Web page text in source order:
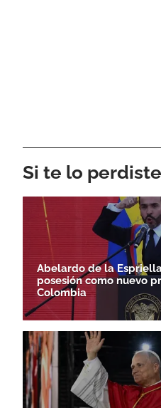
Si te lo perdiste
Abelardo de la
posesión como nuevo
Colombia